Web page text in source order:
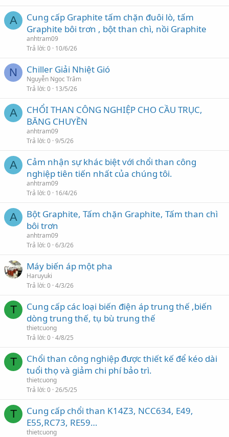
A
Cung cấp Graphite tấm chặn đuôi lò, tấm
Graphite bôi trơn , bột than chì, nồi Graphite
anhtram09
Trả lời 0 10/6/26
N Chiller Giải Nhiệt Gió
Nguyễn Ngọc Trâm
Trả lời 0 13/5/26
A
CHỔI THAN CÔNG NGHIỆP CHO CẦU TRỤC,
BĂNG CHUYỀN
anhtram09
Trả lời 0 9/5/26
A
Cảm nhận sự khác biệt với chổi than công
nghiệp tiên tiến nhất của chúng tôi.
anhtram09
Trả lời 0 16/4/26
A
Bột Graphite, Tấm chặn Graphite, Tấm than chì
bôi trơn
anhtram09
Trả lời 0 6/3/26
Máy biến áp một pha
Haruyuki
Trả lời 0 4/3/26
T
Cung cấp các loại biến điện áp trung thế ,biến
dòng trung thế, tụ bù trung thế
thietcuong
Trả lời 0 4/8/25
T
Chổi than công nghiệp được thiết kế để kéo dài
tuổi thọ và giảm chi phí bảo trì.
thietcuong
Trả lời 0 26/5/25
T
Cung cấp chổi than K14Z3, NCC634, E49,
E55,RC73, RE59…
thietcuong